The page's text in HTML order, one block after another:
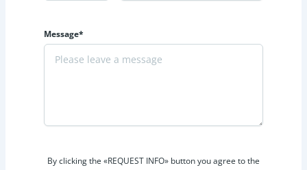
Message*
By clicking the «REQUEST INFO» button you agree to the